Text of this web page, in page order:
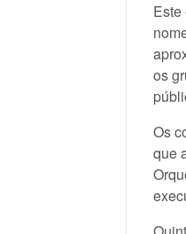
os
Os
que